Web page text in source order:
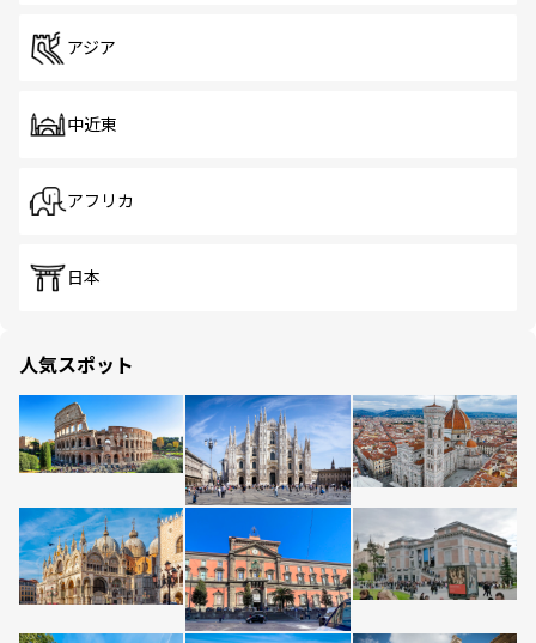
アジア
中近東
アフリカ
日本
人気スポット